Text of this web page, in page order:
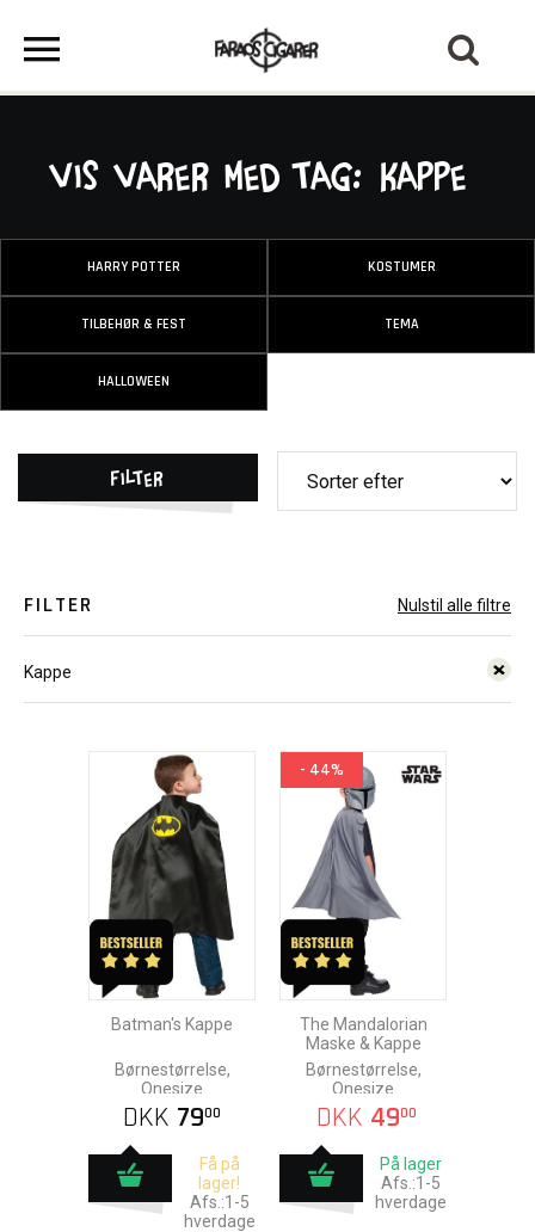
Vis varer med tag: Kappe
HARRY POTTER KOSTUMER
TILBEHØR & FEST TEMA
HALLOWEEN
Filter
FILTER Nulstil alle filtre
Kappe
Batman's Kappe
Børnestørrelse,
Onesize
DKK 7900
Få på
lager!
Afs.:1-5
hverdage
- 44%
The Mandalorian
Maske & Kappe
Børnestørrelse,
Onesize
DKK 4900
På lager
Afs.:1-5
hverdage